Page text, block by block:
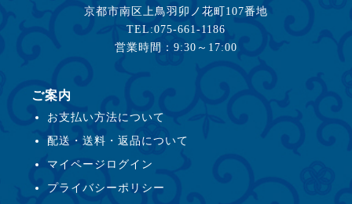
京都市南区上鳥羽卯ノ花町107番地
TEL:075-661-1186
営業時間：9:30～17:00
ご案内
お支払い方法について
配送・送料・返品について
マイページログイン
プライバシーポリシー